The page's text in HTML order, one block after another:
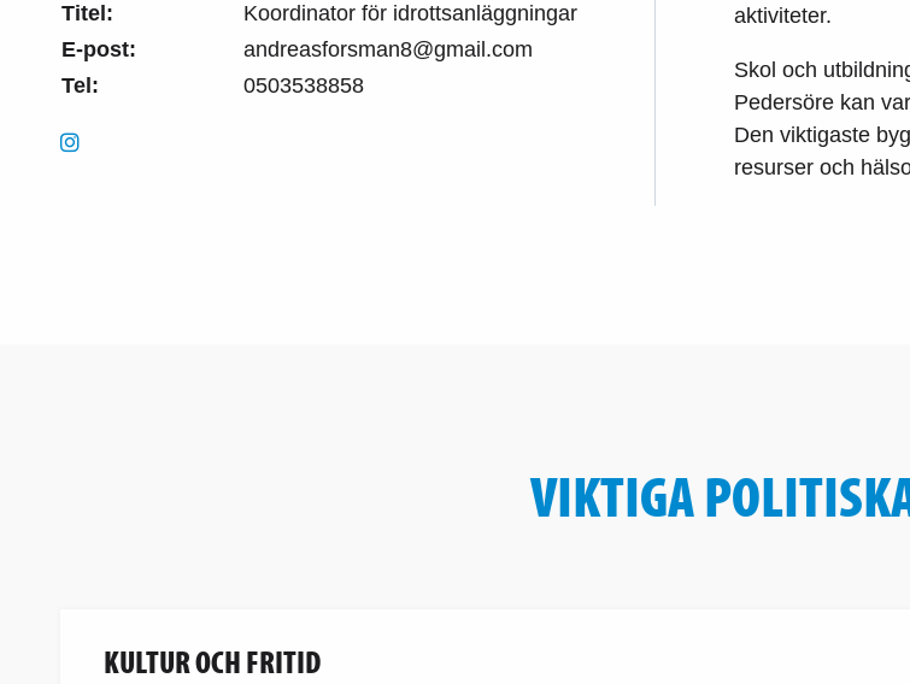
Titel:
Koordinator för idrottsanläggningar
E-post:
andreasforsman8@gmail.com
Tel:
0503538858
aktiviteter.
Skol och
Pedersöre kan
Den viktigaste
resurser och
VIKTIGA
KULTUR OCH FRITID